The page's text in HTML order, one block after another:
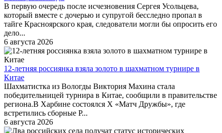
В первую очередь после исчезновения Сергея Усольцева,
который вместе с дочерью и супругой бесследно пропал в
тайге Красноярского края, следователи могли бы опросить его
дело...
6 августа 2026
12-летняя россиянка взяла золото в шахматном турнире в
Китае
Шахматистка из Вологды Виктория Махина стала
победительницей турнира в Китае, сообщили в правительстве
региона.В Харбине состоялся X «Матч Дружбы», где
встретились сборные Р...
6 августа 2026